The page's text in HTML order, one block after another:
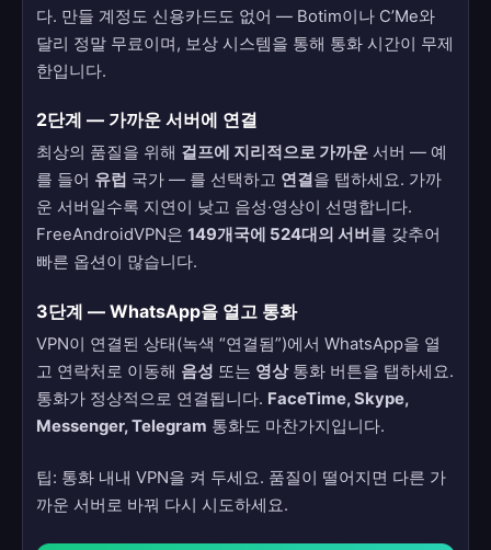
다. 만들 계정도 신용카드도 없어 — Botim이나 C’Me와
달리 정말 무료이며, 보상 시스템을 통해 통화 시간이 무제
한입니다.
2단계 — 가까운 서버에 연결
최상의 품질을 위해 걸프에 지리적으로 가까운 서버 — 예
를 들어 유럽 국가 — 를 선택하고 연결을 탭하세요. 가까
운 서버일수록 지연이 낮고 음성·영상이 선명합니다.
FreeAndroidVPN은 149개국에 524대의 서버를 갖추어
빠른 옵션이 많습니다.
3단계 — WhatsApp을 열고 통화
VPN이 연결된 상태(녹색 “연결됨”)에서 WhatsApp을 열
고 연락처로 이동해 음성 또는 영상통화 버튼을 탭하세요.
통화가 정상적으로 연결됩니다. FaceTime, Skype,
Messenger, Telegram 통화도 마찬가지입니다.
팁: 통화 내내 VPN을 켜 두세요. 품질이 떨어지면 다른 가
까운 서버로 바꿔 다시 시도하세요.